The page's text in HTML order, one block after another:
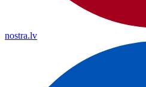
nostra.lv